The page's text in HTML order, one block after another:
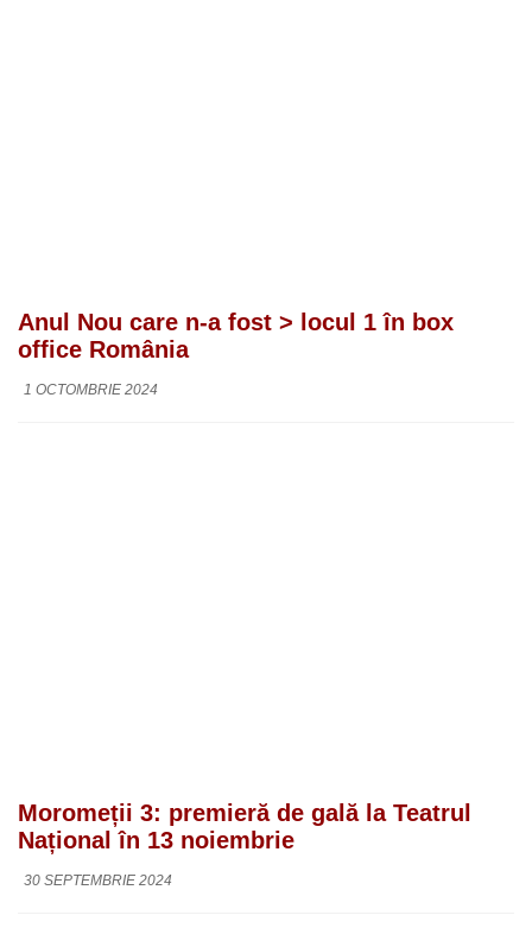
Anul Nou care n-a fost > locul 1 în box
office România
1 OCTOMBRIE 2024
Moromeții 3: premieră de gală la Teatrul
Național în 13 noiembrie
30 SEPTEMBRIE 2024